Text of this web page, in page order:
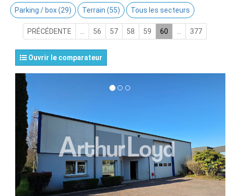
Parking / box (29) Terrain (55) Tous les secteurs
PRÉCÉDENTE 56 57 58 59 60 377
Ouvrir le comparateur